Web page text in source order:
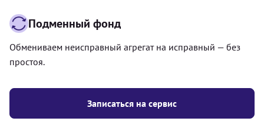
Записаться на сервис
Подменный фонд
Обмениваем неисправный агрегат на исправный — без
простоя.